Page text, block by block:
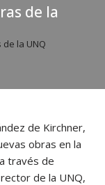
de la
la UNQ
de Kirchner,
obras en la
través de
de la UNQ,